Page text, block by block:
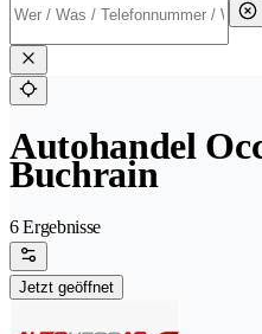
Autohandel
Buchrain
6 Ergebnisse
Jetzt geöffnet